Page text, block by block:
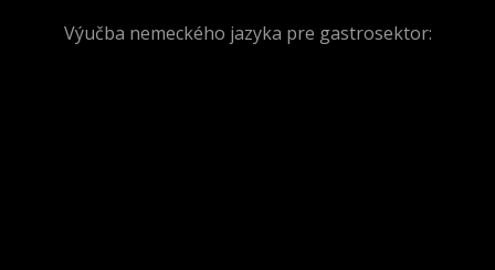
Výučba nemeckého jazyka pre gastrosektor: